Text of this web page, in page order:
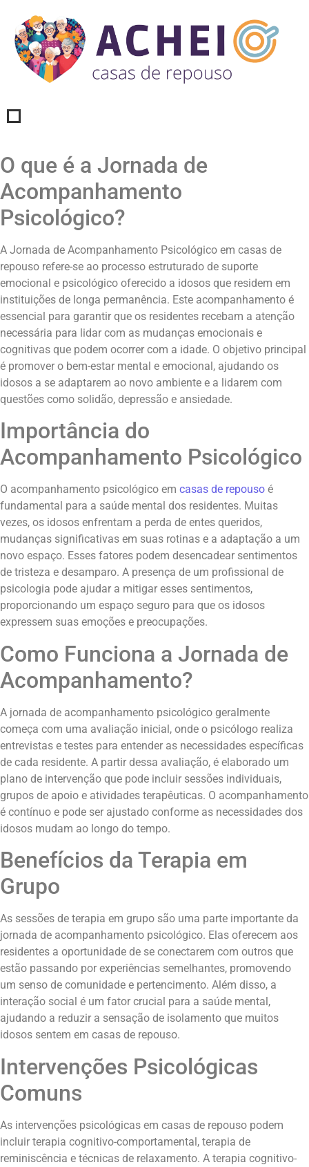
O que é a Jornada de
Acompanhamento
Psicológico?
A Jornada de Acompanhamento Psicológico em casas de
repouso refere-se ao processo estruturado de suporte
emocional e psicológico oferecido a idosos que residem em
instituições de longa permanência. Este acompanhamento é
essencial para garantir que os residentes recebam a atenção
necessária para lidar com as mudanças emocionais e
cognitivas que podem ocorrer com a idade. O objetivo principal
é promover o bem-estar mental e emocional, ajudando os
idosos a se adaptarem ao novo ambiente e a lidarem com
questões como solidão, depressão e ansiedade.
Importância do
Acompanhamento Psicológico
O acompanhamento psicológico em casas de repouso é
fundamental para a saúde mental dos residentes. Muitas
vezes, os idosos enfrentam a perda de entes queridos,
mudanças significativas em suas rotinas e a adaptação a um
novo espaço. Esses fatores podem desencadear sentimentos
de tristeza e desamparo. A presença de um profissional de
psicologia pode ajudar a mitigar esses sentimentos,
proporcionando um espaço seguro para que os idosos
expressem suas emoções e preocupações.
Como Funciona a Jornada de
Acompanhamento?
A jornada de acompanhamento psicológico geralmente
começa com uma avaliação inicial, onde o psicólogo realiza
entrevistas e testes para entender as necessidades específicas
de cada residente. A partir dessa avaliação, é elaborado um
plano de intervenção que pode incluir sessões individuais,
grupos de apoio e atividades terapêuticas. O acompanhamento
é contínuo e pode ser ajustado conforme as necessidades dos
idosos mudam ao longo do tempo.
Benefícios da Terapia em
Grupo
As sessões de terapia em grupo são uma parte importante da
jornada de acompanhamento psicológico. Elas oferecem aos
residentes a oportunidade de se conectarem com outros que
estão passando por experiências semelhantes, promovendo
um senso de comunidade e pertencimento. Além disso, a
interação social é um fator crucial para a saúde mental,
ajudando a reduzir a sensação de isolamento que muitos
idosos sentem em casas de repouso.
Intervenções Psicológicas
Comuns
As intervenções psicológicas em casas de repouso podem
incluir terapia cognitivo-comportamental, terapia de
reminiscência e técnicas de relaxamento. A terapia cognitivo-